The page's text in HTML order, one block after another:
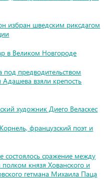
избран шведским риксдагом
в Великом Новгороде
под предводительством
Адашева взяли крепость
художник Диего Веласкес
французский поэт и
состоялось сражение между
князя Хованского и
гетмана Михаила Паца